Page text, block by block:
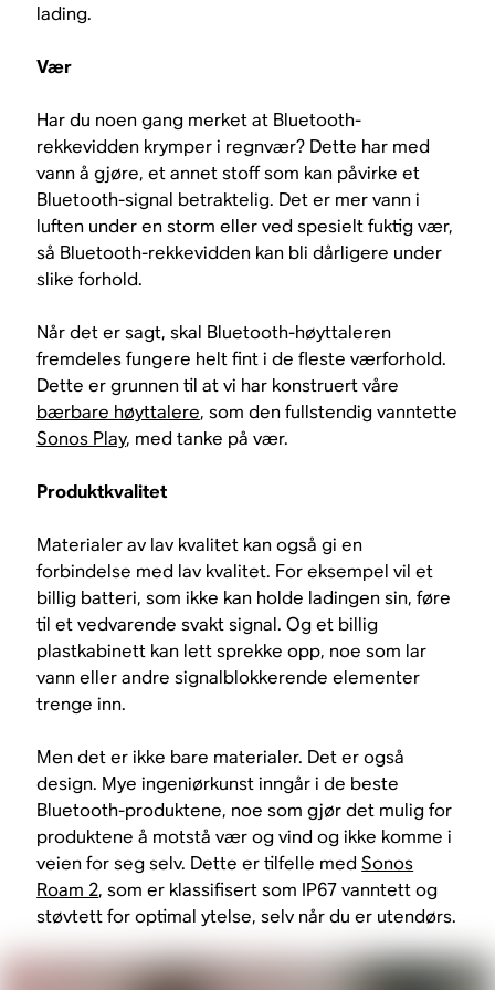
lading.
Vær
Har du noen gang merket at Bluetooth-
rekkevidden krymper i regnvær? Dette har med
vann å gjøre, et annet stoff som kan påvirke et
Bluetooth-signal betraktelig. Det er mer vann i
luften under en storm eller ved spesielt fuktig vær,
så Bluetooth-rekkevidden kan bli dårligere under
slike forhold.
Når det er sagt, skal Bluetooth-høyttaleren
fremdeles fungere helt fint i de fleste værforhold.
Dette er grunnen til at vi har konstruert våre
bærbare høyttalere, som den fullstendig vanntette
Sonos Play, med tanke på vær.
Produktkvalitet
Materialer av lav kvalitet kan også gi en
forbindelse med lav kvalitet. For eksempel vil et
billig batteri, som ikke kan holde ladingen sin, føre
til et vedvarende svakt signal. Og et billig
plastkabinett kan lett sprekke opp, noe som lar
vann eller andre signalblokkerende elementer
trenge inn.
Men det er ikke bare materialer. Det er også
design. Mye ingeniørkunst inngår i de beste
Bluetooth-produktene, noe som gjør det mulig for
produktene å motstå vær og vind og ikke komme i
veien for seg selv. Dette er tilfelle medSonos
Roam 2, som er klassifisert som IP67 vanntett og
støvtett for optimal ytelse, selv når du er utendørs.